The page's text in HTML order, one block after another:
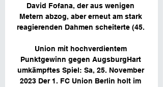
David Fofana, der aus wenigen
Metern abzog, aber erneut am stark
reagierenden Dahmen scheiterte (45.
Union mit hochverdientem
Punktgewinn gegen AugsburgHart
umkämpftes Spiel: Sa, 25. November
2023 Der 1. FC Union Berlin holt im